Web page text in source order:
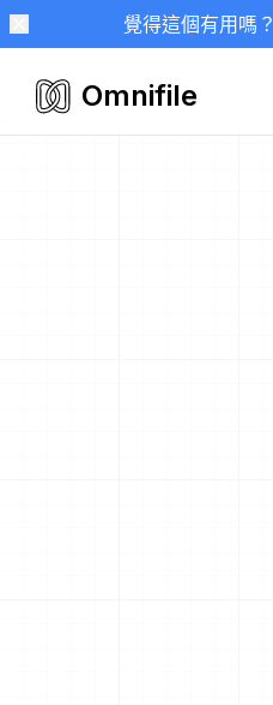
覺得這個有用嗎？
Omnifile